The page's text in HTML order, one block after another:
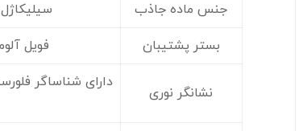
جنس ماده جاذب سیلیکاژل ۶۰ (Silica Gel ۶۰)
بستر پشتیبان فویل
نشانگر نوری